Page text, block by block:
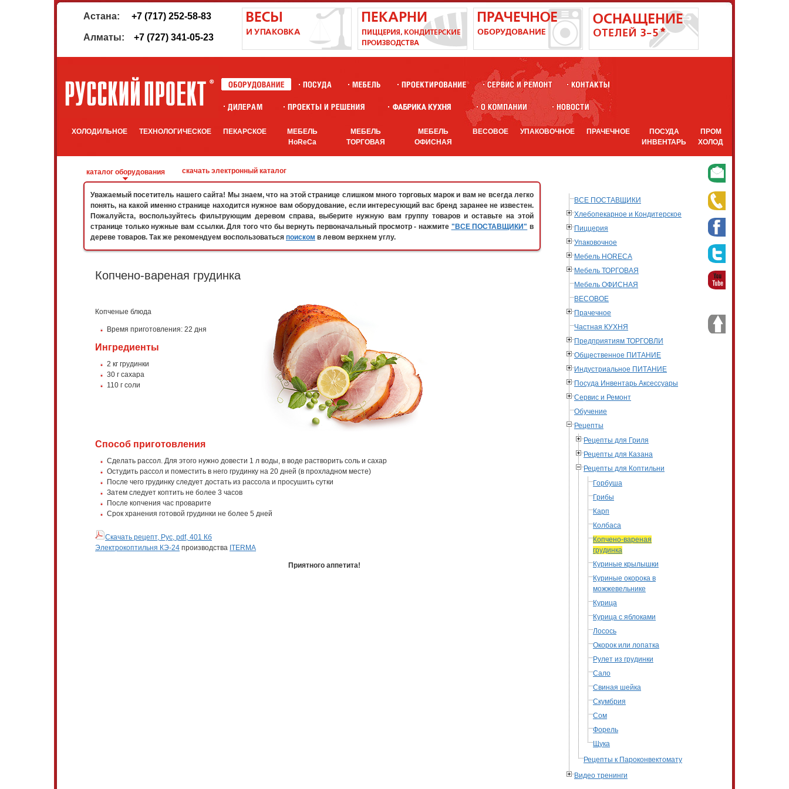
Астана: +7 (717) 252-58-83
Алматы: +7 (727) 341-05-23
ХОЛОДИЛЬНОЕ ТЕХНОЛОГИЧЕСКОЕ ПЕКАРСКОЕ
МЕБЕЛЬ
HoReCa
МЕБЕЛЬ
ТОРГОВАЯ
МЕБЕЛЬ
ОФИСНАЯ
ВЕСОВОЕ УПАКОВОЧНОЕ ПРАЧЕЧНОЕ
ПОСУДА
ИНВЕНТАРЬ
ПРОМ
ХОЛОД
каталог оборудования скачать электронный каталог
Уважаемый посетитель нашего сайта! Мы знаем, что на этой странице слишком много торговых марок и вам не всегда легко
понять, на какой именно странице находится нужное вам оборудование, если интересующий вас бренд заранее не известен.
Пожалуйста, воспользуйтесь фильтрующим деревом справа, выберите нужную вам группу товаров и оставьте на этой
странице только нужные вам ссылки. Для того что бы вернуть первоначальный просмотр - нажмите "ВСЕ ПОСТАВЩИКИ" в
дереве товаров. Так же рекомендуем воспользоваться поиском в левом верхнем углу.
ВСЕ ПОСТАВЩИКИ
Хлебопекарное и Кондитерское
Пиццерия
Упаковочное
Мебель HORECA
Мебель ТОРГОВАЯ
Мебель ОФИСНАЯ
ВЕСОВОЕ
Прачечное
Частная КУХНЯ
Предприятиям ТОРГОВЛИ
Общественное ПИТАНИЕ
Индустриальное ПИТАНИЕ
Посуда Инвентарь Аксессуары
Сервис и Ремонт
Обучение
Рецепты
Рецепты для Гриля
Рецепты для Казана
Рецепты для Коптильни
Горбуша
Грибы
Карп
Колбаса
Копчено-вареная
грудинка
Куриные крылышки
Куриные окорока в
можжевельнике
Курица
Курица с яблоками
Лосось
Окорок или лопатка
Рулет из грудинки
Сало
Свиная шейка
Скумбрия
Сом
Форель
Щука
Рецепты к Пароконвектомату
Видео тренинги
Копчено-вареная грудинка
Копченые блюда
Время приготовления: 22 дня
Ингредиенты
2 кг грудинки
30 г сахара
110 г соли
Способ приготовления
Сделать рассол. Для этого нужно довести 1 л воды, в воде растворить соль и сахар
Остудить рассол и поместить в него грудинку на 20 дней (в прохладном месте)
После чего грудинку следует достать из рассола и просушить сутки
Затем следует коптить не более 3 часов
После копчения час проварите
Срок хранения готовой грудинки не более 5 дней
Скачать рецепт, Рус, pdf, 401 Кб
Электрокоптильня КЭ-24 производства ITERMA
Приятного аппетита!